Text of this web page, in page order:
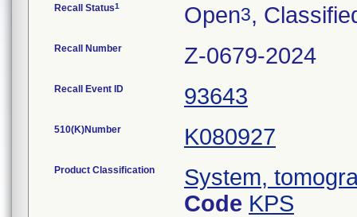
Recall Status1 Open3,
Recall Number Z-0679-2024
Recall Event ID 93643
510(K)Number K080927
Product Classification
System,
Code KPS